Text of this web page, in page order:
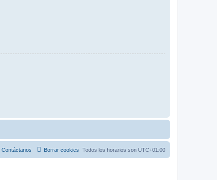
Todos los horarios son UTC+01:00
Borrar cookies
Contáctanos